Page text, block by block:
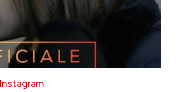
Instagram